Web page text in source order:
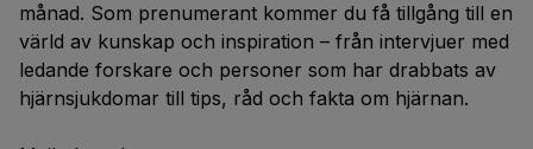
månad. Som prenumerant kommer du få tillgång till en
värld av kunskap och inspiration – från intervjuer med
ledande forskare och personer som har drabbats av
hjärnsjukdomar till tips, råd och fakta om hjärnan.